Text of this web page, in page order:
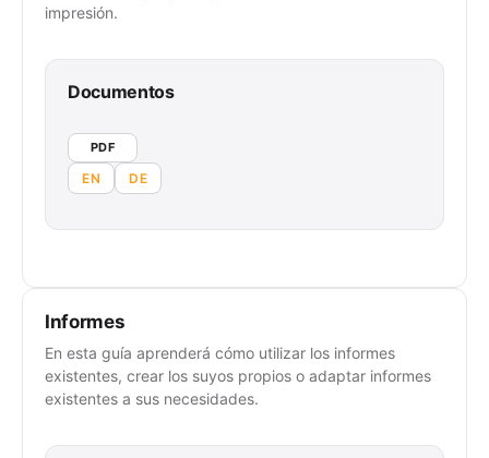
impresión.
Documentos
PDF
EN DE
Informes
En esta guía aprenderá cómo utilizar los informes
existentes, crear los suyos propios o adaptar informes
existentes a sus necesidades.